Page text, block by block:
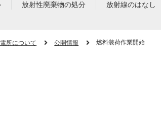
放射性廃棄物の処分 放射線のはなし
所について 公開情報 燃料装荷作業開始